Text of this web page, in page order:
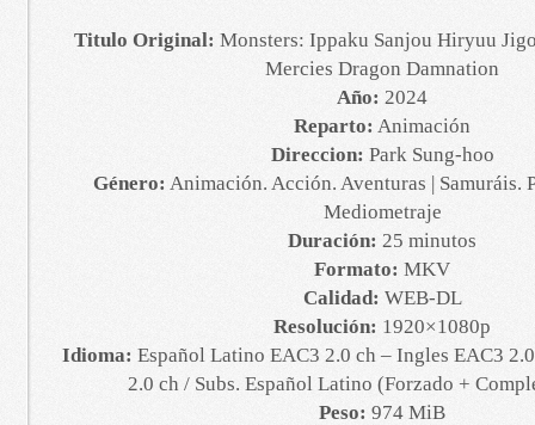
Titulo Original: Monsters: Ippaku Sanjou Hiryuu
Mercies Dragon Damnation
Año: 2024
Reparto: Animación
Direccion: Park Sung-hoo
Género: Animación. Acción. Aventuras | Samuráis.
Mediometraje
Duración: 25 minutos
Formato: MKV
Calidad: WEB-DL
Resolución: 1920×1080p
Idioma: Español Latino EAC3 2.0 ch – Ingles EAC3
2.0 ch / Subs. Español Latino (Forzado +
Peso: 974 MiB